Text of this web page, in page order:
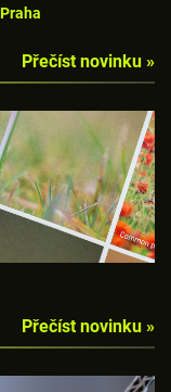
Přečíst novinku »
Přečíst novinku »